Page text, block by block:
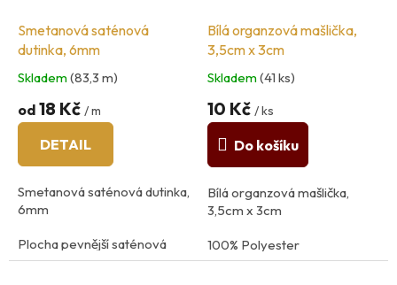
Smetanová saténová
dutinka, 6mm
Skladem(83,3 m)
od 18 Kč / m
DETAIL
Smetanová saténová dutinka,
6mm
Plocha pevnější saténová
dutinka pro korzety, ramínka,
Bílá organzová mašlička,
3,5cm x 3cm
Skladem(41 ks)
10 Kč / ks
Do košíku
Bílá organzová mašlička,
3,5cm x 3cm
100% Polyester